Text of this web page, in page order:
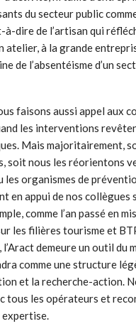
du secteur public comme
à-dire de l’artisan qui
atelier, à la grande
de l’absentéisme d’un
faisons aussi appel aux
les interventions
Mais majoritairement,
soit nous les réorientons
organismes de
en appui de nos collègues
comme l’an passé en
les filières tourisme et
demeure un outil du
comme une structure
et la recherche-action.
tous les opérateurs et